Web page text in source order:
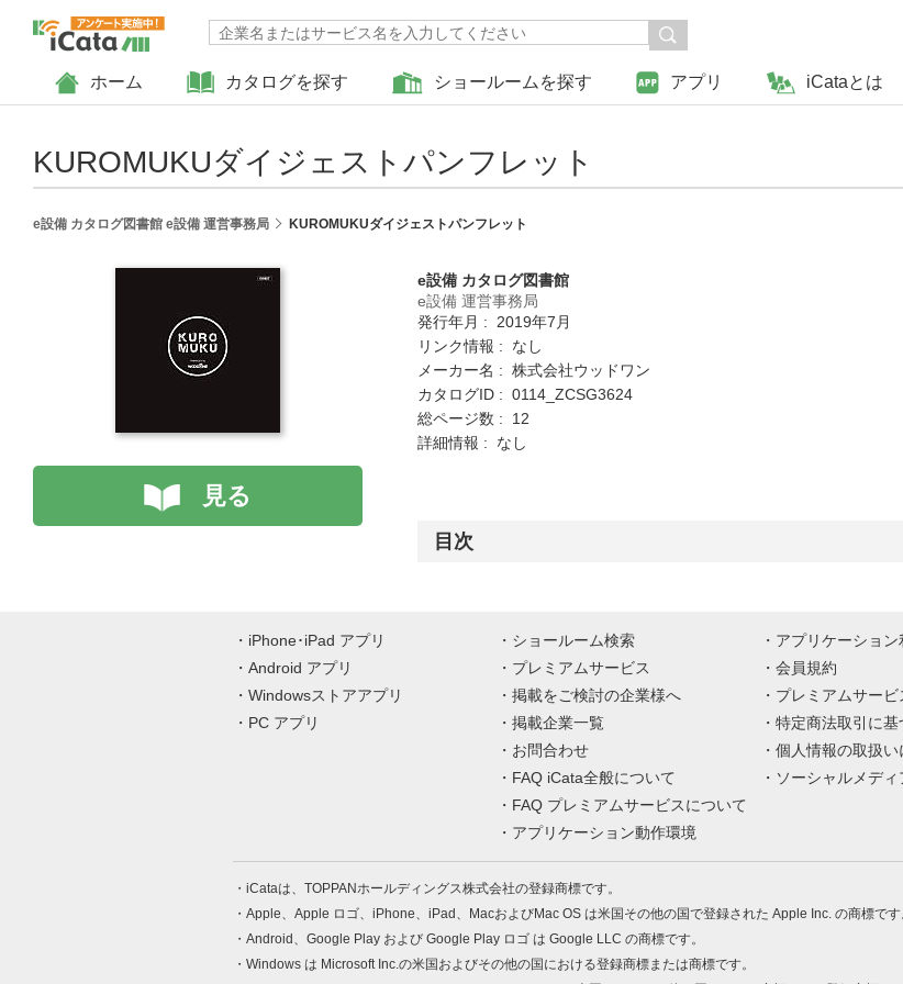
ホーム カタログを探す ショールームを探す アプリ iCataとは
KUROMUKUダイジェストパンフレット
e設備 カタログ図書館 e設備 運営事務局 KUROMUKUダイジェストパンフレット
見る
e設備 カタログ図書館
e設備 運営事務局
発行年月 : 2019年7月
リンク情報 : なし
メーカー名 : 株式会社ウッドワン
カタログID : 0114_ZCSG3624
総ページ数 : 12
詳細情報 : なし
目次
iPhone･iPad アプリ
Android アプリ
Windowsストアアプリ
PC アプリ
ショールーム検索
プレミアムサービス
掲載をご検討の企業様へ
掲載企業一覧
お問合わせ
FAQ iCata全般について
FAQ プレミアムサービスについて
アプリケーション動作環境
アプリケーション
会員規約
プレミアムサービ
特定商法取引に基
個人情報の取扱い
ソーシャルメデ
iCataは、TOPPANホールディングス株式会社の登録商標です。
Apple、Apple ロゴ、iPhone、iPad、MacおよびMac OS は米国その他の国で登録された Apple Inc. の商標で
Android、Google Play および Google Play ロゴ は Google LLC の商標です。
Windows は Microsoft Inc.の米国およびその他の国における登録商標または商標です。